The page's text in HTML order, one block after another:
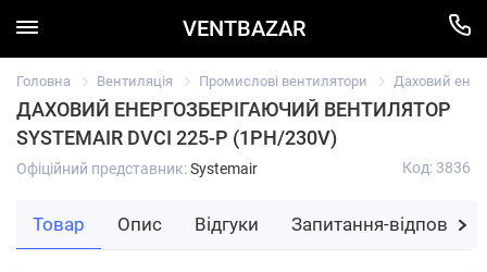
VENTBAZAR
Головна Вентиляція Промислові вентилятори Даховий
ДАХОВИЙ ЕНЕРГОЗБЕРІГАЮЧИЙ ВЕНТИЛЯТОР
SYSTEMAIR DVCI 225-P (1PH/230V)
Офіційний представник:Systemair Код: 3836
Товар Опис Відгуки Запитання-відповідь